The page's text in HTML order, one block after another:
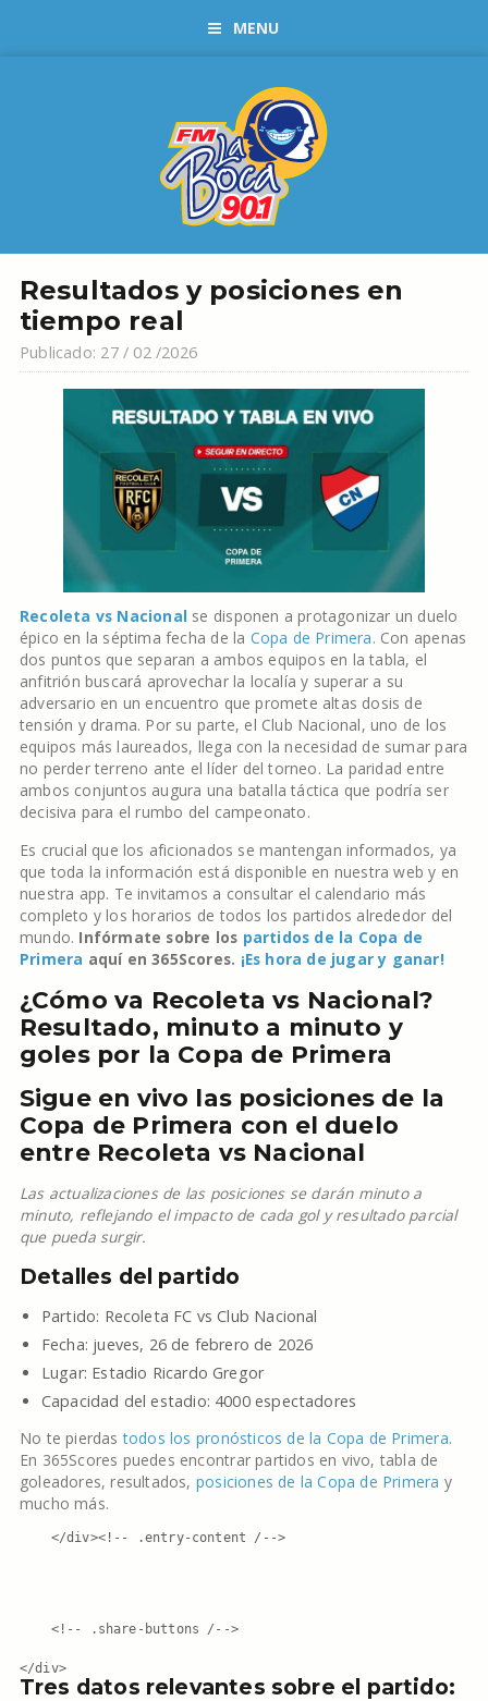
MENU
Resultados y posiciones en
tiempo real
Publicado: 27 / 02 /2026
Recoleta vs Nacional se disponen a protagonizar un duelo
épico en la séptima fecha de la Copa de Primera. Con apenas
dos puntos que separan a ambos equipos en la tabla, el
anfitrión buscará aprovechar la localía y superar a su
adversario en un encuentro que promete altas dosis de
tensión y drama. Por su parte, el Club Nacional, uno de los
equipos más laureados, llega con la necesidad de sumar para
no perder terreno ante el líder del torneo. La paridad entre
ambos conjuntos augura una batalla táctica que podría ser
decisiva para el rumbo del campeonato.
Es crucial que los aficionados se mantengan informados, ya
que toda la información está disponible en nuestra web y en
nuestra app. Te invitamos a consultar el calendario más
completo y los horarios de todos los partidos alrededor del
mundo. Infórmate sobre los partidos de la Copa de
Primera aquí en 365Scores. ¡Es hora de jugar y ganar!
¿Cómo va Recoleta vs Nacional?
Resultado, minuto a minuto y
goles por la Copa de Primera
Sigue en vivo las posiciones de la
Copa de Primera con el duelo
entre Recoleta vs Nacional
Las actualizaciones de las posiciones se darán minuto a
minuto, reflejando el impacto de cada gol y resultado parcial
que pueda surgir.
Detalles del partido
Partido: Recoleta FC vs Club Nacional
Fecha: jueves, 26 de febrero de 2026
Lugar: Estadio Ricardo Gregor
Capacidad del estadio: 4000 espectadores
No te pierdastodos los pronósticos de la Copa de Primera.
En 365Scores puedes encontrar partidos en vivo, tabla de
goleadores, resultados, posiciones de la Copa de Primera y
mucho más.
    </div><!-- .entry-content /-->
    <!-- .share-buttons /-->
</div>
Tres datos relevantes sobre el partido: